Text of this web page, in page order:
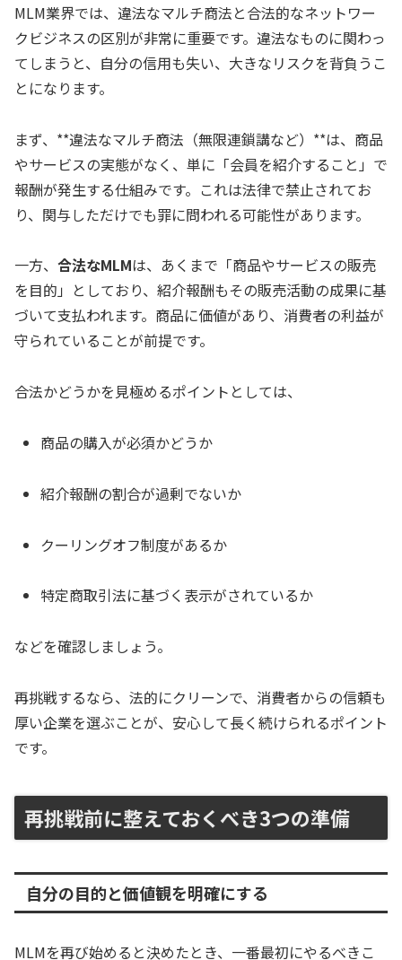
MLM業界では、違法なマルチ商法と合法的なネットワー
クビジネスの区別が非常に重要です。違法なものに関わっ
てしまうと、自分の信用も失い、大きなリスクを背負うこ
とになります。
まず、**違法なマルチ商法（無限連鎖講など）**は、商品
やサービスの実態がなく、単に「会員を紹介すること」で
報酬が発生する仕組みです。これは法律で禁止されてお
り、関与しただけでも罪に問われる可能性があります。
一方、 合法なMLMは、あくまで「商品やサービスの販売
を目的」としており、紹介報酬もその販売活動の成果に基
づいて支払われます。商品に価値があり、消費者の利益が
守られていることが前提です。
合法かどうかを見極めるポイントとしては、
商品の購入が必須かどうか
紹介報酬の割合が過剰でないか
クーリングオフ制度があるか
特定商取引法に基づく表示がされているか
などを確認しましょう。
再挑戦するなら、法的にクリーンで、消費者からの信頼も
厚い企業を選ぶことが、安心して長く続けられるポイント
です。
再挑戦前に整えておくべき3つの準備
自分の目的と価値観を明確にする
MLMを再び始めると決めたとき、一番最初にやるべきこ